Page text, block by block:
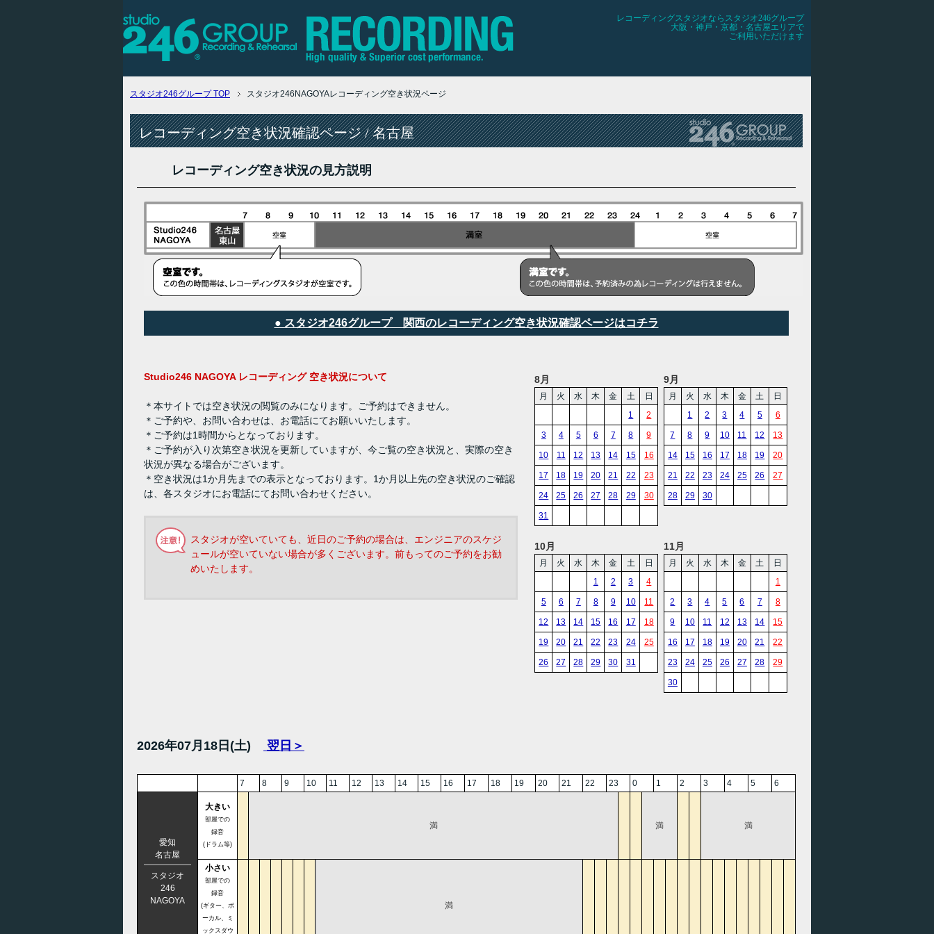
レコーディングスタジオならスタジオ246グループ
大阪・神戸・京都・名古屋エリアで
ご利用いただけます
スタジオ246グループTOP スタジオ246NAGOYAレコーディング空き状況ページ
レコーディング空き状況確認ページ / 名古屋
レコーディング空き状況の見方説明
● スタジオ246グループ 関西のレコーディング空き状況確認ページはコチラ
Studio246 NAGOYA レコーディング 空き状況について
＊本サイトでは空き状況の閲覧のみになります。ご予約はできません。
＊ご予約や、お問い合わせは、お電話にてお願いいたします。
＊ご予約は1時間からとなっております。
＊ご予約が入り次第空き状況を更新していますが、今ご覧の空き状況と、実際の空き
状況が異なる場合がございます。
＊空き状況は1か月先までの表示となっております。1か月以上先の空き状況のご確認
は、各スタジオにお電話にてお問い合わせください。
スタジオが空いていても、近日のご予約の場合は、エンジニアのスケジ
ュールが空いていない場合が多くございます。前もってのご予約をお勧
めいたします。
8月
月 火 水 木 金 土
日
1
2
3 4 5 6 7 8 9
10 11 12 13 14 15 16
17 18 19 20 21 22 23
24 25 26 27 28 29 30
31
9月
月 火 水 木 金 土
日
1
2 3 4 5 6
7 8 9 10 11 12 13
14 15 16 17 18 19 20
21 22 23 24 25 26 27
28 29 30
10月
月 火 水 木 金 土
日
1
2 3 4
5 6 7 8 9 10 11
12 13 14 15 16 17 18
19 20 21 22 23 24 25
26 27 28 29 30 31
11月
月 火 水 木 金 土
日
1
2 3 4 5 6 7 8
9 10 11 12 13 14 15
16 17 18 19 20 21 22
23 24 25 26 27 28 29
30
2026年07月18日(土) 翌日＞
7 8 9 10 11 12 13 14 15 16 17 18 19 20 21 22 23 0 1 2 3 4 5 6
愛知
名古屋
スタジオ
246
NAGOYA
大きい
部屋での
録音
(ドラム等)
満 満 満
小さい
部屋での
録音
(ギター、ボ
ーカル、ミ
ックスダウ
満